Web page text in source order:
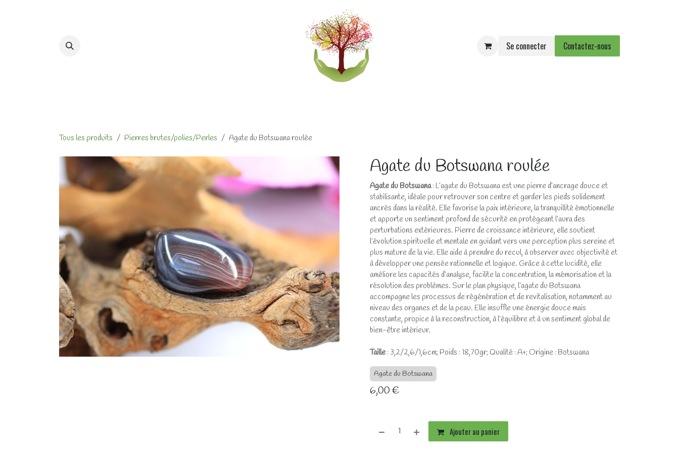
Se connecter Contactez-nous
Tous les produits Pierres brutes/polies/Perles Agate du Botswana roulée
Agate du Botswana roulée
Agate du Botswana: L’agate du Botswana est une pierre d’ancrage douce et
stabilisante, idéale pour retrouver son centre et garder les pieds solidement
ancrés dans la réalité. Elle favorise la paix intérieure, la tranquillité émotionnelle
et apporte un sentiment profond de sécurité en protégeant l’aura des
perturbations extérieures. Pierre de croissance intérieure, elle soutient
l’évolution spirituelle et mentale en guidant vers une perception plus sereine et
plus mature de la vie. Elle aide à prendre du recul, à observer avec objectivité et
à développer une pensée rationnelle et logique. Grâce à cette lucidité, elle
améliore les capacités d’analyse, facilite la concentration, la mémorisation et la
résolution des problèmes. Sur le plan physique, l’agate du Botswana
accompagne les processus de régénération et de revitalisation, notamment au
niveau des organes et de la peau. Elle insuffle une énergie douce mais
constante, propice à la reconstruction, à l’équilibre et à un sentiment global de
bien-être intérieur.
Taille : 3,2/2,6/1,6cm; Poids : 18,70gr; Qualité : A+; Origine : Botswana
Agate du Botswana
6,00€
Ajouter au panier